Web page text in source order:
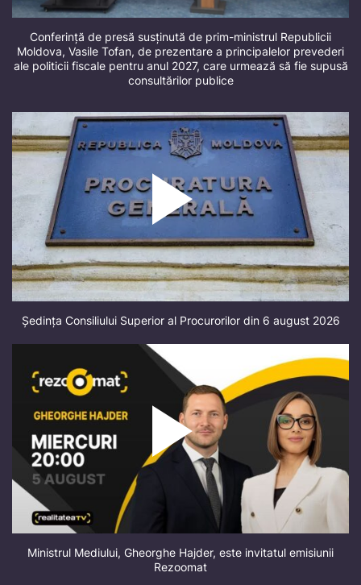
Conferință de presă susținută de prim-ministrul Republicii
Moldova, Vasile Tofan, de prezentare a principalelor prevederi
ale politicii fiscale pentru anul 2027, care urmează să fie supusă
consultărilor publice
Ședința Consiliului Superior al Procurorilor din 6 august 2026
Ministrul Mediului, Gheorghe Hajder, este invitatul emisiunii
Rezoomat